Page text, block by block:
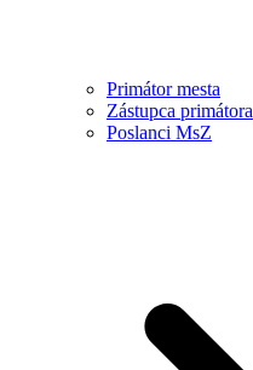
Primátor mesta
Zástupca primátora
Poslanci MsZ